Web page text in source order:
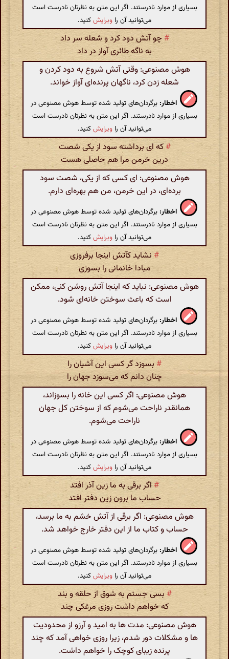
بسیاری از موارد نادرستند. اگر این متن به نظرتان نادرست است
می‌توانید آن را ویرایشکنید.
# چو آتش دود کرد و شعله سر داد
به ناگه طائری آواز در داد
هوش مصنوعی: وقتی آتش شروع به دود کردن و
شعله زدن کرد، ناگهان پرنده‌ای آواز خواند.
اخطار: برگردان‌های تولید شده توسط هوش مصنوعی در
بسیاری از موارد نادرستند. اگر این متن به نظرتان نادرست است
می‌توانید آن را ویرایشکنید.
# که ای برداشته سود از یکی شصت
درین خرمن مرا هم حاصلی هست
هوش مصنوعی: ای کسی که از یکی، شصت سود
برده‌ای، در این خرمن، من هم بهره‌ای دارم.
اخطار: برگردان‌های تولید شده توسط هوش مصنوعی در
بسیاری از موارد نادرستند. اگر این متن به نظرتان نادرست است
می‌توانید آن را ویرایشکنید.
# نشاید کآتش اینجا برفروزی
مبادا خانمانی را بسوزی
هوش مصنوعی: نباید که اینجا آتش روشن کنی، ممکن
است که باعث سوختن خانه‌ای شود.
اخطار: برگردان‌های تولید شده توسط هوش مصنوعی در
بسیاری از موارد نادرستند. اگر این متن به نظرتان نادرست است
می‌توانید آن را ویرایشکنید.
# بسوزد گر کسی این آشیان را
چنان دانم که می‌سوزد جهان را
هوش مصنوعی: اگر کسی این خانه را بسوزاند،
همانقدر ناراحت می‌شوم که از سوختن کل جهان
ناراحت می‌شوم.
اخطار: برگردان‌های تولید شده توسط هوش مصنوعی در
بسیاری از موارد نادرستند. اگر این متن به نظرتان نادرست است
می‌توانید آن را ویرایشکنید.
#اگر برقی به ما زین آذر افتد
حساب ما برون زین دفتر افتد
هوش مصنوعی: اگر برقی از آتش خشم به ما برسد،
حساب و کتاب ما از این دفتر خارج خواهد شد.
اخطار: برگردان‌های تولید شده توسط هوش مصنوعی در
بسیاری از موارد نادرستند. اگر این متن به نظرتان نادرست است
می‌توانید آن را ویرایشکنید.
# بسی جستم به شوق از حلقه و بند
که خواهم داشت روزی مرغکی چند
هوش مصنوعی: مدت ها به امید و آرزو از محدودیت
ها و مشکلات دور شدم، زیرا روزی خواهی آمد که چند
پرنده زیبای کوچک را خواهم داشت.